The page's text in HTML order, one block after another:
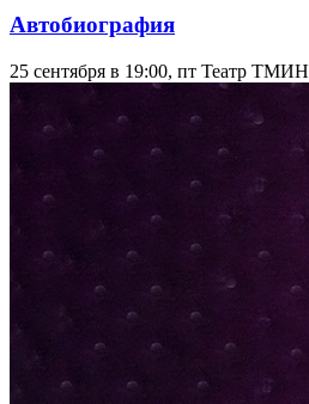
Автобиография
25 сентября в 19:00, пт Театр ТМИН